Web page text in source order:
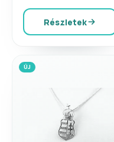
Részletek
ÚJ